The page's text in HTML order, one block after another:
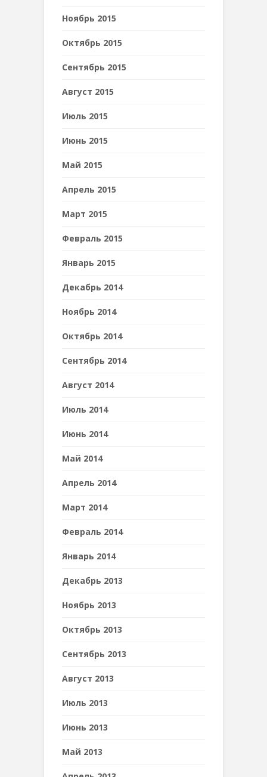
Ноябрь 2015
Октябрь 2015
Сентябрь 2015
Август 2015
Июль 2015
Июнь 2015
Май 2015
Апрель 2015
Март 2015
Февраль 2015
Январь 2015
Декабрь 2014
Ноябрь 2014
Октябрь 2014
Сентябрь 2014
Август 2014
Июль 2014
Июнь 2014
Май 2014
Апрель 2014
Март 2014
Февраль 2014
Январь 2014
Декабрь 2013
Ноябрь 2013
Октябрь 2013
Сентябрь 2013
Август 2013
Июль 2013
Июнь 2013
Май 2013